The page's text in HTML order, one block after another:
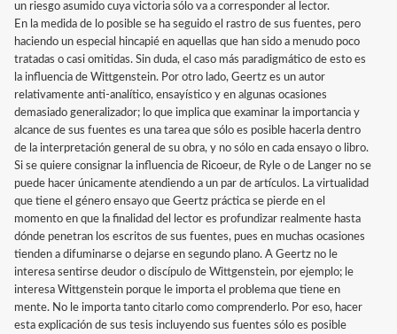
un riesgo asumido cuya victoria sólo va a corresponder al lector.
En la medida de lo posible se ha seguido el rastro de sus fuentes, pero
haciendo un especial hincapié en aquellas que han sido a menudo poco
tratadas o casi omitidas. Sin duda, el caso más paradigmático de esto es
la influencia de Wittgenstein. Por otro lado, Geertz es un autor
relativamente anti-analítico, ensayístico y en algunas ocasiones
demasiado generalizador; lo que implica que examinar la importancia y
alcance de sus fuentes es una tarea que sólo es posible hacerla dentro
de la interpretación general de su obra, y no sólo en cada ensayo o libro.
Si se quiere consignar la influencia de Ricoeur, de Ryle o de Langer no se
puede hacer únicamente atendiendo a un par de artículos. La virtualidad
que tiene el género ensayo que Geertz práctica se pierde en el
momento en que la finalidad del lector es profundizar realmente hasta
dónde penetran los escritos de sus fuentes, pues en muchas ocasiones
tienden a difuminarse o dejarse en segundo plano. A Geertz no le
interesa sentirse deudor o discípulo de Wittgenstein, por ejemplo; le
interesa Wittgenstein porque le importa el problema que tiene en
mente. No le importa tanto citarlo como comprenderlo. Por eso, hacer
esta explicación de sus tesis incluyendo sus fuentes sólo es posible